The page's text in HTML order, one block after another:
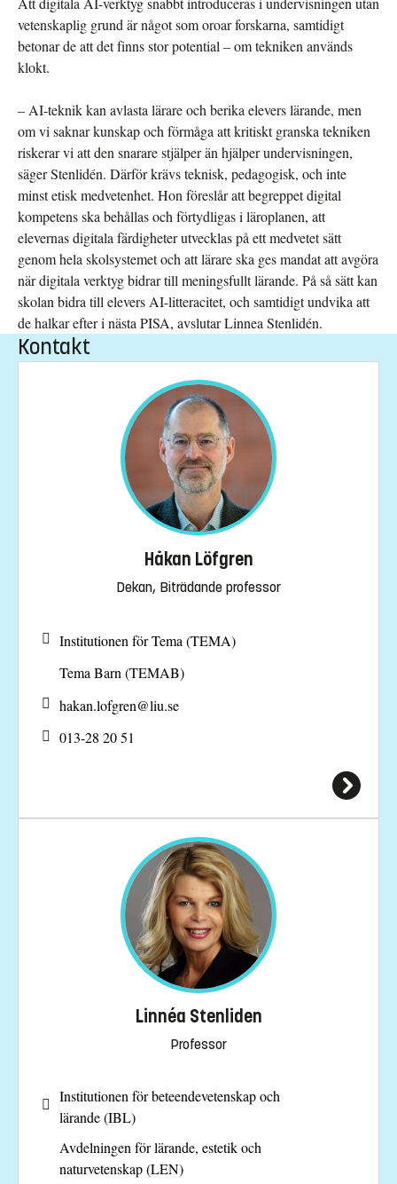
vetenskaplig grund är något som oroar forskarna, samtidigt
betonar de att det finns stor potential – om tekniken används
klokt.
– AI-teknik kan avlasta lärare och berika elevers lärande, men
om vi saknar kunskap och förmåga att kritiskt granska tekniken
riskerar vi att den snarare stjälper än hjälper undervisningen,
säger Stenlidén. Därför krävs teknisk, pedagogisk, och inte
minst etisk medvetenhet. Hon föreslår att begreppet digital
kompetens ska behållas och förtydligas i läroplanen, att
elevernas digitala färdigheter utvecklas på ett medvetet sätt
genom hela skolsystemet och att lärare ska ges mandat att avgöra
när digitala verktyg bidrar till meningsfullt lärande. På så sätt kan
skolan bidra till elevers AI-litteracitet, och samtidigt undvika att
de halkar efter i nästa PISA, avslutar Linnea Stenlidén.
Kontakt
Håkan Löfgren
Dekan, Biträdande professor
Institutionen för Tema (TEMA)
Tema Barn (TEMAB)
hakan.lofgren@liu.se
013-28 20 51
Linnéa Stenliden
Professor
Institutionen för beteendevetenskap och
lärande (IBL)
Avdelningen för lärande, estetik och
naturvetenskap (LEN)